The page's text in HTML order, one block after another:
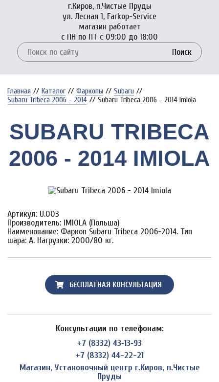
г.Киров, п.Чистые Пруды
ул. Лесная 1, Farkop-Service
магазин работает
с ПН по ПТ с 09:00 до 18:00
Поиск
Главная // Каталог // Фаркопы // Subaru //
Subaru Tribeca 2006 - 2014 // Subaru Tribeca 2006 - 2014 Imiola
SUBARU TRIBECA
2006 - 2014 IMIOLA
Артикул: U.003
Производитель: IMIOLA (Польша)
Наименование: Фаркоп Subaru Tribeca 2006-2014. Тип
шара: A. Нагрузки: 2000/80 кг.
БЕСПЛАТНАЯ КОНСУЛЬТАЦИЯ
Консультации по телефонам:
+7 (8332) 43‑13‑93
+7 (8332) 44-22-21
Магазин, Установочный центр г.Киров, п.Чистые
Пруды